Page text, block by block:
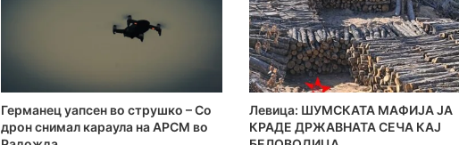
Германец уапсен во струшко – Со
дрон снимал караула на АРСМ во
Левица: ШУМСКАТА МАФИЈА ЈА
КРАДЕ ДРЖАВНАТА СЕЧА КАЈ